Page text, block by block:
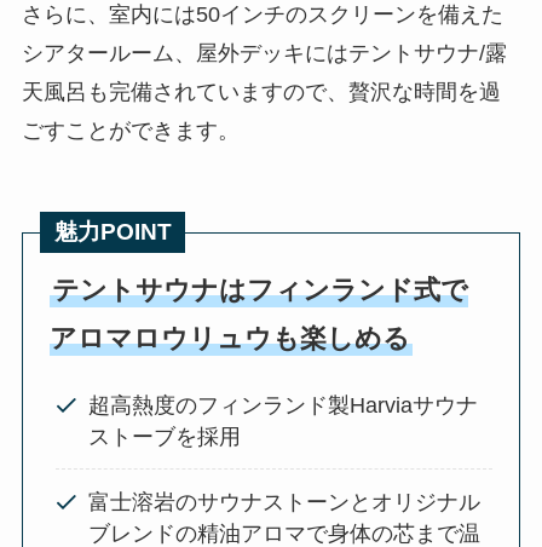
さらに、室内には50インチのスクリーンを備えた
シアタールーム、屋外デッキにはテントサウナ/露
天風呂も完備されていますので、贅沢な時間を過
ごすことができます。
魅力POINT
テントサウナはフィンランド式で
アロマロウリュウも楽しめる
超高熱度のフィンランド製Harviaサウナ
ストーブを採用
富士溶岩のサウナストーンとオリジナル
ブレンドの精油アロマで身体の芯まで温